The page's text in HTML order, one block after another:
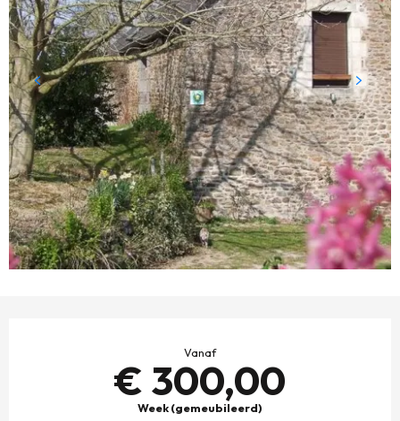
Vanaf
€ 300,00
Week (gemeubileerd)